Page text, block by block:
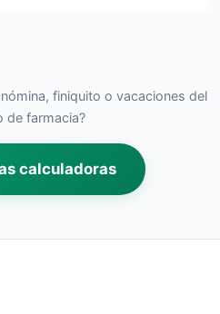
finiquito o vacaciones del
de farmacia?
calculadoras